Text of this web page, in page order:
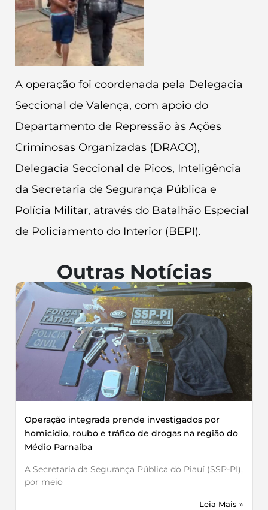
A operação foi coordenada pela Delegacia
Seccional de Valença, com apoio do
Departamento de Repressão às Ações
Criminosas Organizadas (DRACO),
Delegacia Seccional de Picos, Inteligência
da Secretaria de Segurança Pública e
Polícia Militar, através do Batalhão Especial
de Policiamento do Interior (BEPI).
Outras Notícias
Operação integrada prende investigados por
homicídio, roubo e tráfico de drogas na região do
Médio Parnaíba
A Secretaria da Segurança Pública do Piauí (SSP-PI),
por meio
Leia Mais »